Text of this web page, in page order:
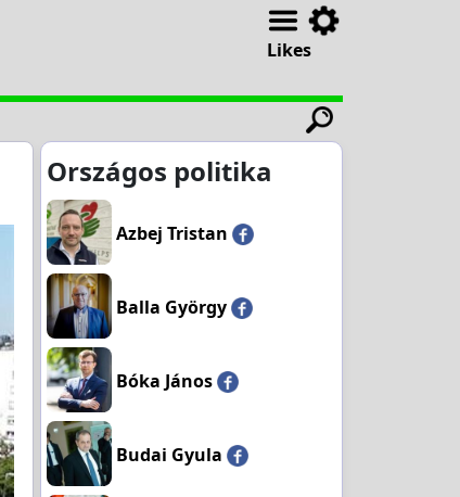
Likes
Országos politika
Azbej Tristan
Balla György
Bóka János
Budai Gyula